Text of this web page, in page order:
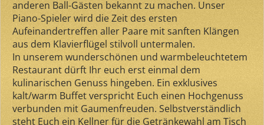
anderen Ball-Gästen bekannt zu machen. Unser
Piano-Spieler wird die Zeit des ersten
Aufeinandertreffen aller Paare mit sanften Klängen
aus dem Klavierflügel stilvoll untermalen.
In unserem wunderschönen und warmbeleuchtetem
Restaurant dürft Ihr euch erst einmal dem
kulinarischen Genuss hingeben. Ein exklusives
kalt/warm Buffet verspricht Euch einen Hochgenuss
verbunden mit Gaumenfreuden. Selbstverständlich
steht Euch ein Kellner für die Getränkewahl am Tisch